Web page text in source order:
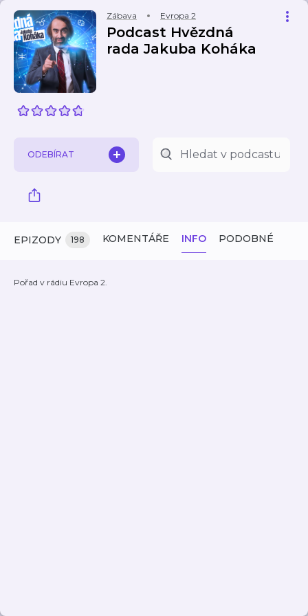
Zábava Evropa 2
Podcast Hvězdná
rada Jakuba Koháka
ODEBÍRAT
EPIZODY 198 KOMENTÁŘE INFO PODOBNÉ
Pořad v rádiu Evropa 2.